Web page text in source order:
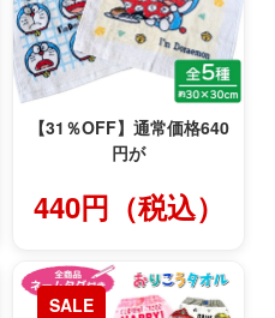
【31％OFF】通常価格640
円が
440円（税込）
SALE